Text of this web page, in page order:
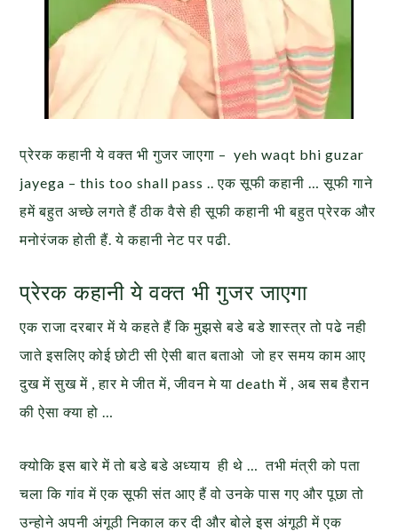
प्रेरक कहानी ये वक्त भी गुजर जाएगा – yeh waqt bhi guzar
jayega – this too shall pass .. एक सूफी कहानी … सूफी गाने
हमें बहुत अच्छे लगते हैं ठीक वैसे ही सूफी कहानी भी बहुत प्रेरक और
मनोरंजक होती हैं. ये कहानी नेट पर पढी.
प्रेरक कहानी ये वक्त भी गुजर जाएगा
एक राजा दरबार में ये कहते हैं कि मुझसे बडे बडे शास्त्र तो पढे नही
जाते इसलिए कोई छोटी सी ऐसी बात बताओ जो हर समय काम आए
दुख में सुख में , हार मे जीत में, जीवन मे या death में , अब सब हैरान
की ऐसा क्या हो …
क्योकि इस बारे में तो बडे बडे अध्याय ही थे … तभी मंत्री को पता
चला कि गांव में एक सूफी संत आए हैं वो उनके पास गए और पूछा तो
उन्होने अपनी अंगूठी निकाल कर दी और बोले इस अंगूठी में एक